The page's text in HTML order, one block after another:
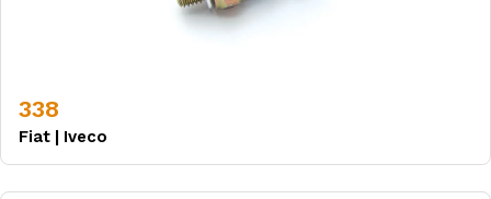
338
Fiat | Iveco